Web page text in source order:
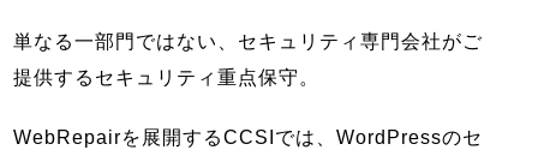
単なる一部門ではない、セキュリティ専門会社がご
提供するセキュリティ重点保守。
WebRepairを展開するCCSIでは、WordPressのセ